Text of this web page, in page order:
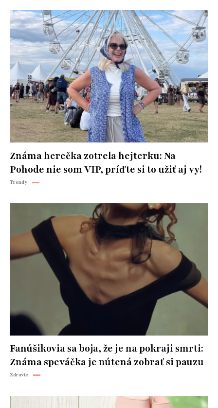
Známa herečka zotrela hejterku: Na
Pohode nie som VIP, príďte si to užiť aj vy!
Trendy
Fanúšikovia sa boja, že je na pokraji smrti:
Známa speváčka je nútená zobrať si pauzu
Zdravie